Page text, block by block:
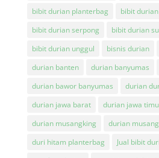
bibit durian planterbag
bibit
bibit durian serpong
bibit durian
bibit durian unggul
bisnis durian
durian banten
durian banyumas
durian bawor banyumas
durian
durian jawa barat
durian jawa
durian musangking
durian
duri hitam planterbag
Jual bibit